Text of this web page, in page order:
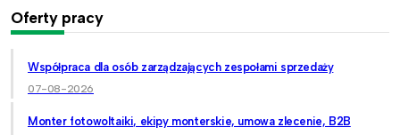
Oferty pracy
Współpraca dla osób zarządzających zespołami sprzedaży
07-08-2026
Monter fotowoltaiki, ekipy monterskie, umowa zlecenie, B2B